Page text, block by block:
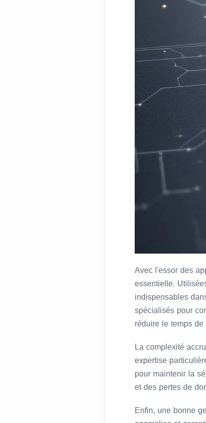
Avec l'essor des
essentielle.
indispensables
spécialisés pour
réduire le temps
La complexité
expertise
pour maintenir la
et des pertes de
Enfin, une bonne